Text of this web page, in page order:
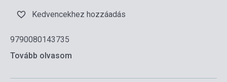
Kedvencekhez hozzáadás
9790080143735
Tovább olvasom